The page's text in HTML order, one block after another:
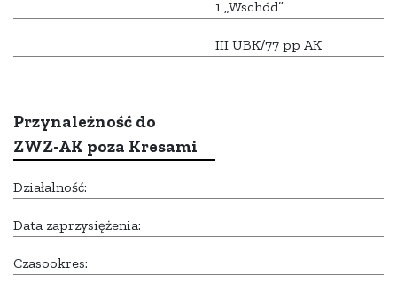
1 „Wschód”
III UBK/77 pp AK
Przynależność do
ZWZ-AK poza Kresami
Działalność:
Data zaprzysiężenia:
Czasookres: